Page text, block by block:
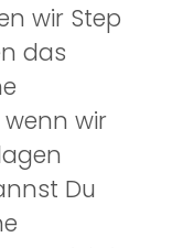
wir Step
das
wenn wir
Du